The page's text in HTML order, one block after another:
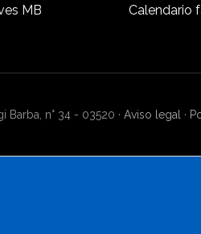
MB
Calendario
n° 34 - 03520 · Aviso legal ·